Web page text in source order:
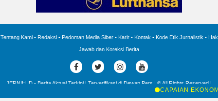
Tentang Kami• Redaksi• Pedoman Media Siber• Karir• Kontak • Kode Etik Jurnalistik • Hak
Jawab dan Koreksi Berita
JERNIH.ID - Berita Aktual Terkini | Terverifikasi di Dewan Pers | © All Rights Reserved |
CAPAIAN